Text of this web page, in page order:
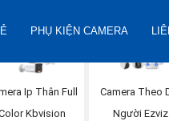
PHỤ KIỆN CAMERA
Ip Thân Full
Kbvision
Camera Theo
Người Ezviz